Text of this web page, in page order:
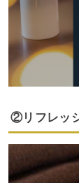
②リフレッ